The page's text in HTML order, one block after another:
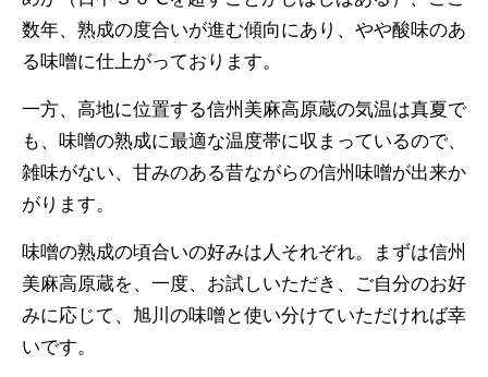
数年、熟成の度合いが進む傾向にあり、やや酸味のあ
る味噌に仕上がっております。
一方、高地に位置する信州美麻高原蔵の気温は真夏で
も、味噌の熟成に最適な温度帯に収まっているので、
雑味がない、甘みのある昔ながらの信州味噌が出来か
がります。
味噌の熟成の頃合いの好みは人それぞれ。まずは信州
美麻高原蔵を、一度、お試しいただき、ご自分のお好
みに応じて、旭川の味噌と使い分けていただければ幸
いです。